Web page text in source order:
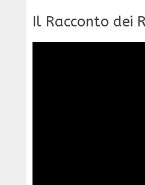
Il Racconto dei